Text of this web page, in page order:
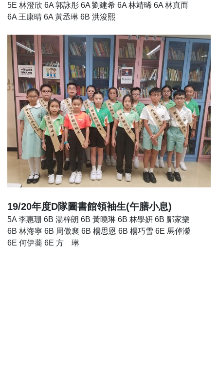
5E 林澄欣 6A 郭詠彤 6A 劉建希 6A 林靖晞 6A 林真而
6A 王康晴 6A 黃丞琳 6B 洪浚熙
19/20年度D隊圖書館領袖生(午膳小息)
5A 李惠珊 6B 湯梓朗 6B 黃曉琳 6B 林學妍 6B 鄺家樂
6B 林海寧 6B 周傲襄 6B 楊思恩 6B 楊巧雪 6E 馬倬瀠
6E 何伊蕎 6E 方 琳